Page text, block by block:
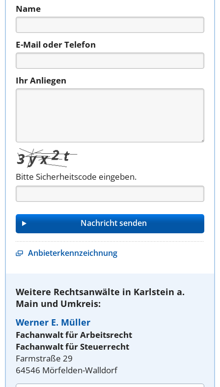
Name
E-Mail oder Telefon
Ihr Anliegen
Bitte Sicherheitscode eingeben.
Anbieterkennzeichnung
Weitere Rechtsanwälte in Karlstein a.
Main und Umkreis:
Werner E. Müller
Fachanwalt für Arbeitsrecht
Fachanwalt für Steuerrecht
Farmstraße 29
64546 Mörfelden-Walldorf